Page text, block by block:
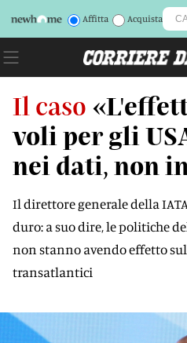
Affitta Acquista
Il caso
voli per gli
nei dati, non
Il direttore generale della
duro: a suo dire, le politiche
non stanno avendo effetto
transatlantici